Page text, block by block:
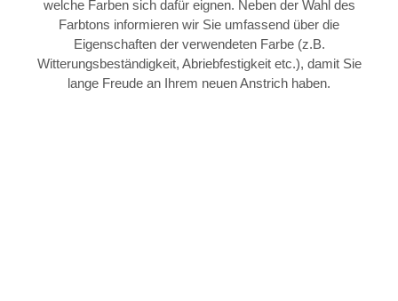
welche Farben sich dafür eignen. Neben der Wahl des
Farbtons informieren wir Sie umfassend über die
Eigenschaften der verwendeten Farbe (z.B.
Witterungsbeständigkeit, Abriebfestigkeit etc.), damit Sie
lange Freude an Ihrem neuen Anstrich haben.